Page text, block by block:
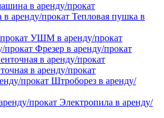
в аренду/прокат
Тепловая пушка в
УШМ в аренду/прокат
Фрезер в аренду/прокат
в аренду/прокат
Штроборез в аренду/
Электропила в аренду/